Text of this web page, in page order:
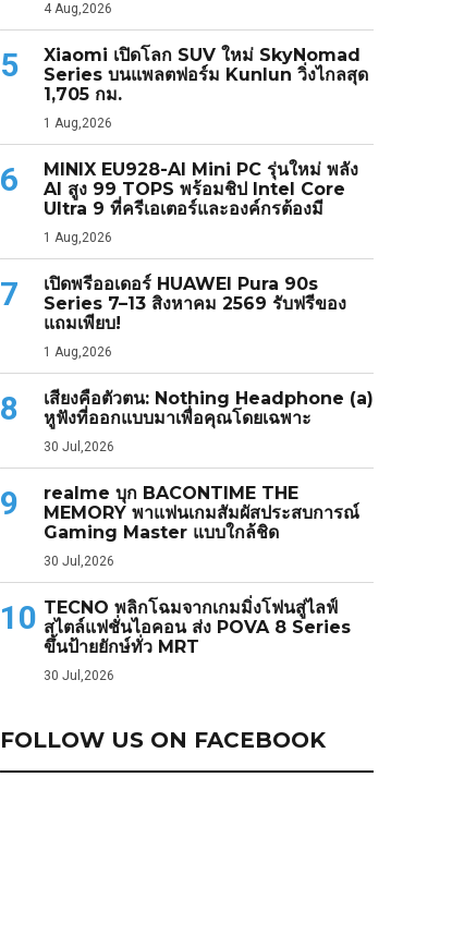
4 Aug,2026
5
Xiaomi เปิดโลก SUV ใหม่ SkyNomad
Series บนแพลตฟอร์ม Kunlun วิ่งไกลสุด
1,705 กม.
1 Aug,2026
6
MINIX EU928-AI Mini PC รุ่นใหม่ พลัง
AI สูง 99 TOPS พร้อมชิป Intel Core
Ultra 9 ที่ครีเอเตอร์และองค์กรต้องมี
1 Aug,2026
7
เปิดพรีออเดอร์ HUAWEI Pura 90s
Series 7–13 สิงหาคม 2569 รับฟรีของ
แถมเพียบ!
1 Aug,2026
8
เสียงคือตัวตน: Nothing Headphone (a)
หูฟังที่ออกแบบมาเพื่อคุณโดยเฉพาะ
30 Jul,2026
9
realme บุก BACONTIME THE
MEMORY พาแฟนเกมสัมผัสประสบการณ์
Gaming Master แบบใกล้ชิด
30 Jul,2026
10 TECNO พลิกโฉมจากเกมมิ่งโฟนสู่ไลฟ์
สไตล์แฟชั่นไอคอน ส่ง POVA 8 Series
ขึ้นป้ายยักษ์ทั่ว MRT
30 Jul,2026
FOLLOW US ON FACEBOOK